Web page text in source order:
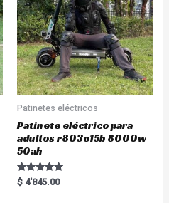
Patinetes eléctricos
Patinete eléctrico para
adultos r803o15b 8000w
50ah
Rated
5.00
$ 4'845.00